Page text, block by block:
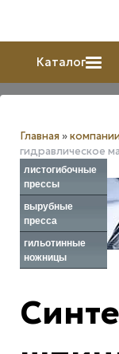
Каталог
Главная »
гидравлическое
листогибочные
прессы
вырубные
пресса
гильотинные
ножницы